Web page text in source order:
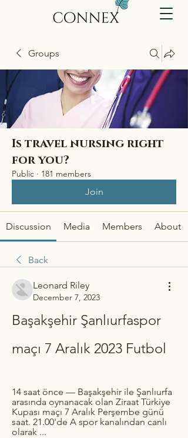
Groups
Is travel nursing right
for you?
Public · 181 members
Join
Discussion Media Members About
Back
Leonard Riley
December 7, 2023
Başakşehir Şanlıurfaspor
maçı 7 Aralık 2023 Futbol
14 saat önce — Başakşehir ile Şanlıurfa
arasında oynanacak olan Ziraat Türkiye
Kupası maçı 7 Aralık Perşembe günü
saat. 21.00'de A spor kanalından canlı
olarak ...